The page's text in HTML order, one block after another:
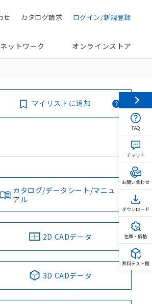
ログイン/新規登録
カタログ請求
せ
ットワーク オンラインストア
マイリストに追加
カタログ/データシート/マニュ
アル
2D CADデータ
3D CADデータ
FAQ
チャット
お問い合わせ
ダウンロード
在庫・価格
無料テスト機